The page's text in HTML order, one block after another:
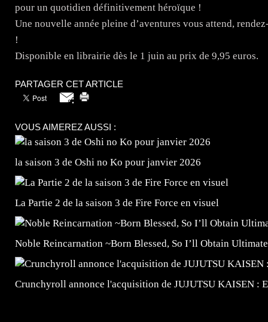
pour un quotidien définitivement héroïque !
Une nouvelle année pleine d’aventures vous attend,
!
Disponible en librairie dès le 1 juin au prix de 9,95 euros.
PARTAGER CET ARTICLE
VOUS AIMEREZ AUSSI :
la saison 3 de Oshi no Ko pour janvier 2026
La Partie 2 de la saison 3 de Fire Force en visuel
Noble Reincarnation ~Born Blessed, So I’ll Obtain
Crunchyroll annonce l'acquisition de JUJUTSU KAISEN :